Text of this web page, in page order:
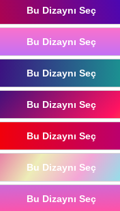
Bu Dizaynı Seç
Bu Dizaynı Seç
Bu Dizaynı Seç
Bu Dizaynı Seç
Bu Dizaynı Seç
Bu Dizaynı Seç
Bu Dizaynı Seç